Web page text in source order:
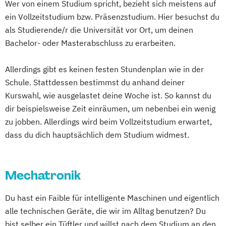
E-Commerce Eco Design
Entrepreneurship & Applied Management
Ergotherapie
Gesundheits- und Krankenpflege
Nachhaltigkeitskommunikation (DE/EN)
Immobilienmanagement
Informatik
Journalismus &
Unternehmenskommunikation
Logopädie Mechatronik
MedTech – Functional Imaging
Conventional & Ion Radiotherapy (EN)
Embedded Systems
Erneuerbare Energien
Human Factors and Sports Engineering
IT-Security
Industrial Engineering & Business
Informatik
Informations- und
Kommunikationssysteme
Internationales Wirtschaftsingenieurwesen
Internet of Things und intelligente Systeme
Wer von einem Studium spricht, bezieht sich meistens auf
ein Vollzeitstudium bzw. Präsenzstudium. Hier besuchst du
als Studierende/r die Universität vor Ort, um deinen
Bachelor- oder Masterabschluss zu erarbeiten.
Allerdings gibt es keinen festen Stundenplan wie in der
Schule. Stattdessen bestimmst du anhand deiner
Kurswahl, wie ausgelastet deine Woche ist. So kannst du
dir beispielsweise Zeit einräumen, um nebenbei ein wenig
zu jobben. Allerdings wird beim Vollzeitstudium erwartet,
dass du dich hauptsächlich dem Studium widmest.
Mechatronik
Du hast ein Faible für intelligente Maschinen und eigentlich
alle technischen Geräte, die wir im Alltag benutzen? Du